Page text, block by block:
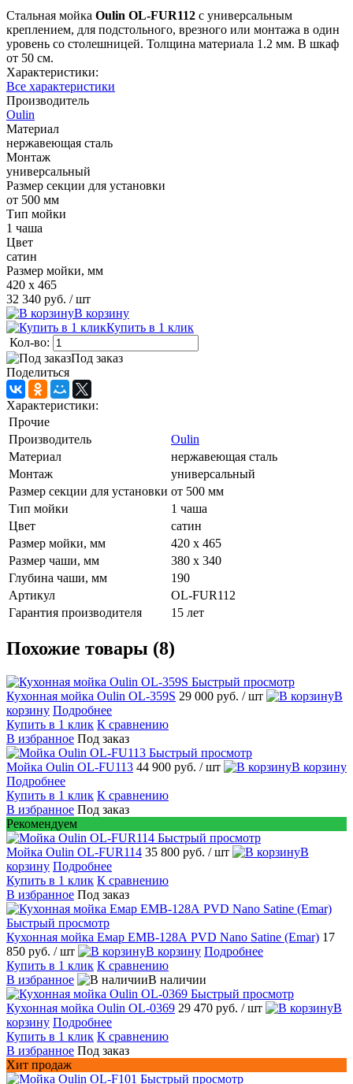
Стальная мойка Oulin OL-FUR112 с универсальным
креплением, для подстольного, врезного или монтажа в один
уровень со столешницей. Толщина материала 1.2 мм. В шкаф
от 50 см.
Характеристики:
Все характеристики
Производитель
Oulin
Материал
нержавеющая сталь
Монтаж
универсальный
Размер секции для установки
от 500 мм
Тип мойки
1 чаша
Цвет
сатин
Размер мойки, мм
420 х 465
32 340 руб. / шт
В корзину
Купить в 1 клик
Кол-во:
Под заказ
Поделиться
Характеристики:
Прочие
Производитель
Oulin
Материал
нержавеющая сталь
Монтаж
универсальный
Размер секции для установки от 500 мм
Тип мойки
1 чаша
Цвет
сатин
Размер мойки, мм
420 х 465
Размер чаши, мм
380 х 340
Глубина чаши, мм
190
Артикул
OL-FUR112
Гарантия производителя
15 лет
Похожие товары (8)
Быстрый просмотр
Кухонная мойка Oulin OL-359S 29 000 руб. / шт
В
корзину Подробнее
Купить в 1 клик К сравнению
В избранное Под заказ
Быстрый просмотр
Мойка Oulin OL-FU113 44 900 руб. / шт
В корзину
Подробнее
Купить в 1 клик К сравнению
В избранное Под заказ
Рекомендуем
Быстрый просмотр
Мойка Oulin OL-FUR114 35 800 руб. / шт
В
корзину Подробнее
Купить в 1 клик К сравнению
В избранное Под заказ
Быстрый просмотр
Кухонная мойка Емар EMB-128А PVD Nano Satine (Emar) 17
850 руб. / шт В корзину Подробнее
Купить в 1 клик К сравнению
В избранное
В наличии
Быстрый просмотр
Кухонная мойка Oulin OL-0369 29 470 руб. / шт
В
корзину Подробнее
Купить в 1 клик К сравнению
В избранное Под заказ
Хит продаж
Быстрый просмотр